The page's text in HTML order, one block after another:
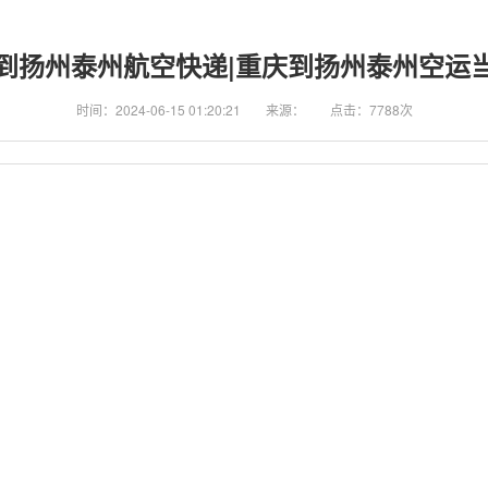
扬州泰州航空快递|重庆到扬州泰州空运
时间：2024-06-15 01:20:21 来源： 点击：7788次